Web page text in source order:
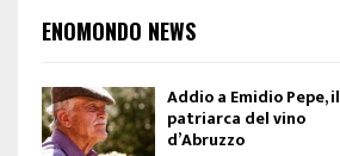
ENOMONDO NEWS
Addio a Emidio Pepe, il
patriarca del vino
d’Abruzzo